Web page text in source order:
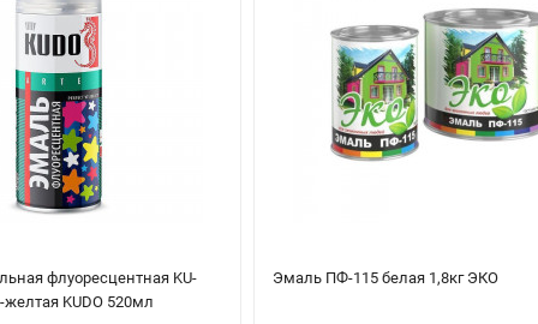
флуоресцентная KU-
KUDO 520мл
Эмаль ПФ-115 белая 1,8кг ЭКО